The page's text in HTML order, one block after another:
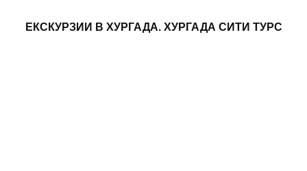
ЕКСКУРЗИИ В ХУРГАДА. ХУРГАДА СИТИ ТУРС